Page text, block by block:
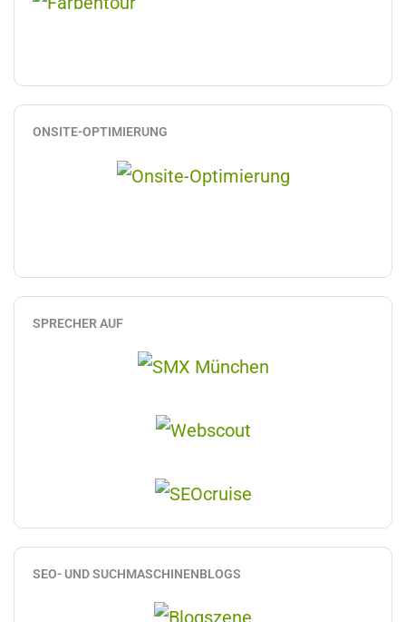
ONSITE-OPTIMIERUNG
SPRECHER AUF
SEO- UND SUCHMASCHINENBLOGS